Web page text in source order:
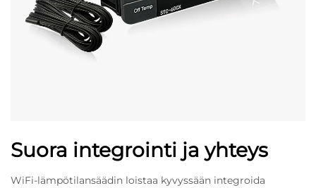
Suora integrointi ja yhteys
WiFi-lämpötilansäädin loistaa kyvyssään integroida